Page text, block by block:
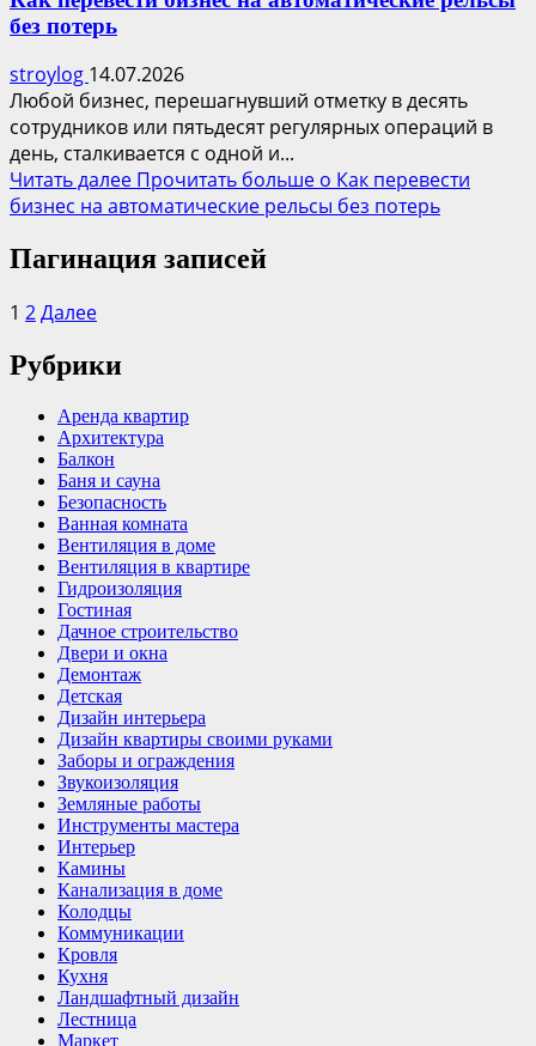
без потерь
stroylog 14.07.2026
Любой бизнес, перешагнувший отметку в десять
сотрудников или пятьдесят регулярных операций в
день, сталкивается с одной и...
Читать далее Прочитать больше о Как перевести
бизнес на автоматические рельсы без потерь
Пагинация записей
1 2Далее
Рубрики
Аренда квартир
Архитектура
Балкон
Баня и сауна
Безопасность
Ванная комната
Вентиляция в доме
Вентиляция в квартире
Гидроизоляция
Гостиная
Дачное строительство
Двери и окна
Демонтаж
Детская
Дизайн интерьера
Дизайн квартиры своими руками
Заборы и ограждения
Звукоизоляция
Земляные работы
Инструменты мастера
Интерьер
Камины
Канализация в доме
Колодцы
Коммуникации
Кровля
Кухня
Ландшафтный дизайн
Лестница
Маркет